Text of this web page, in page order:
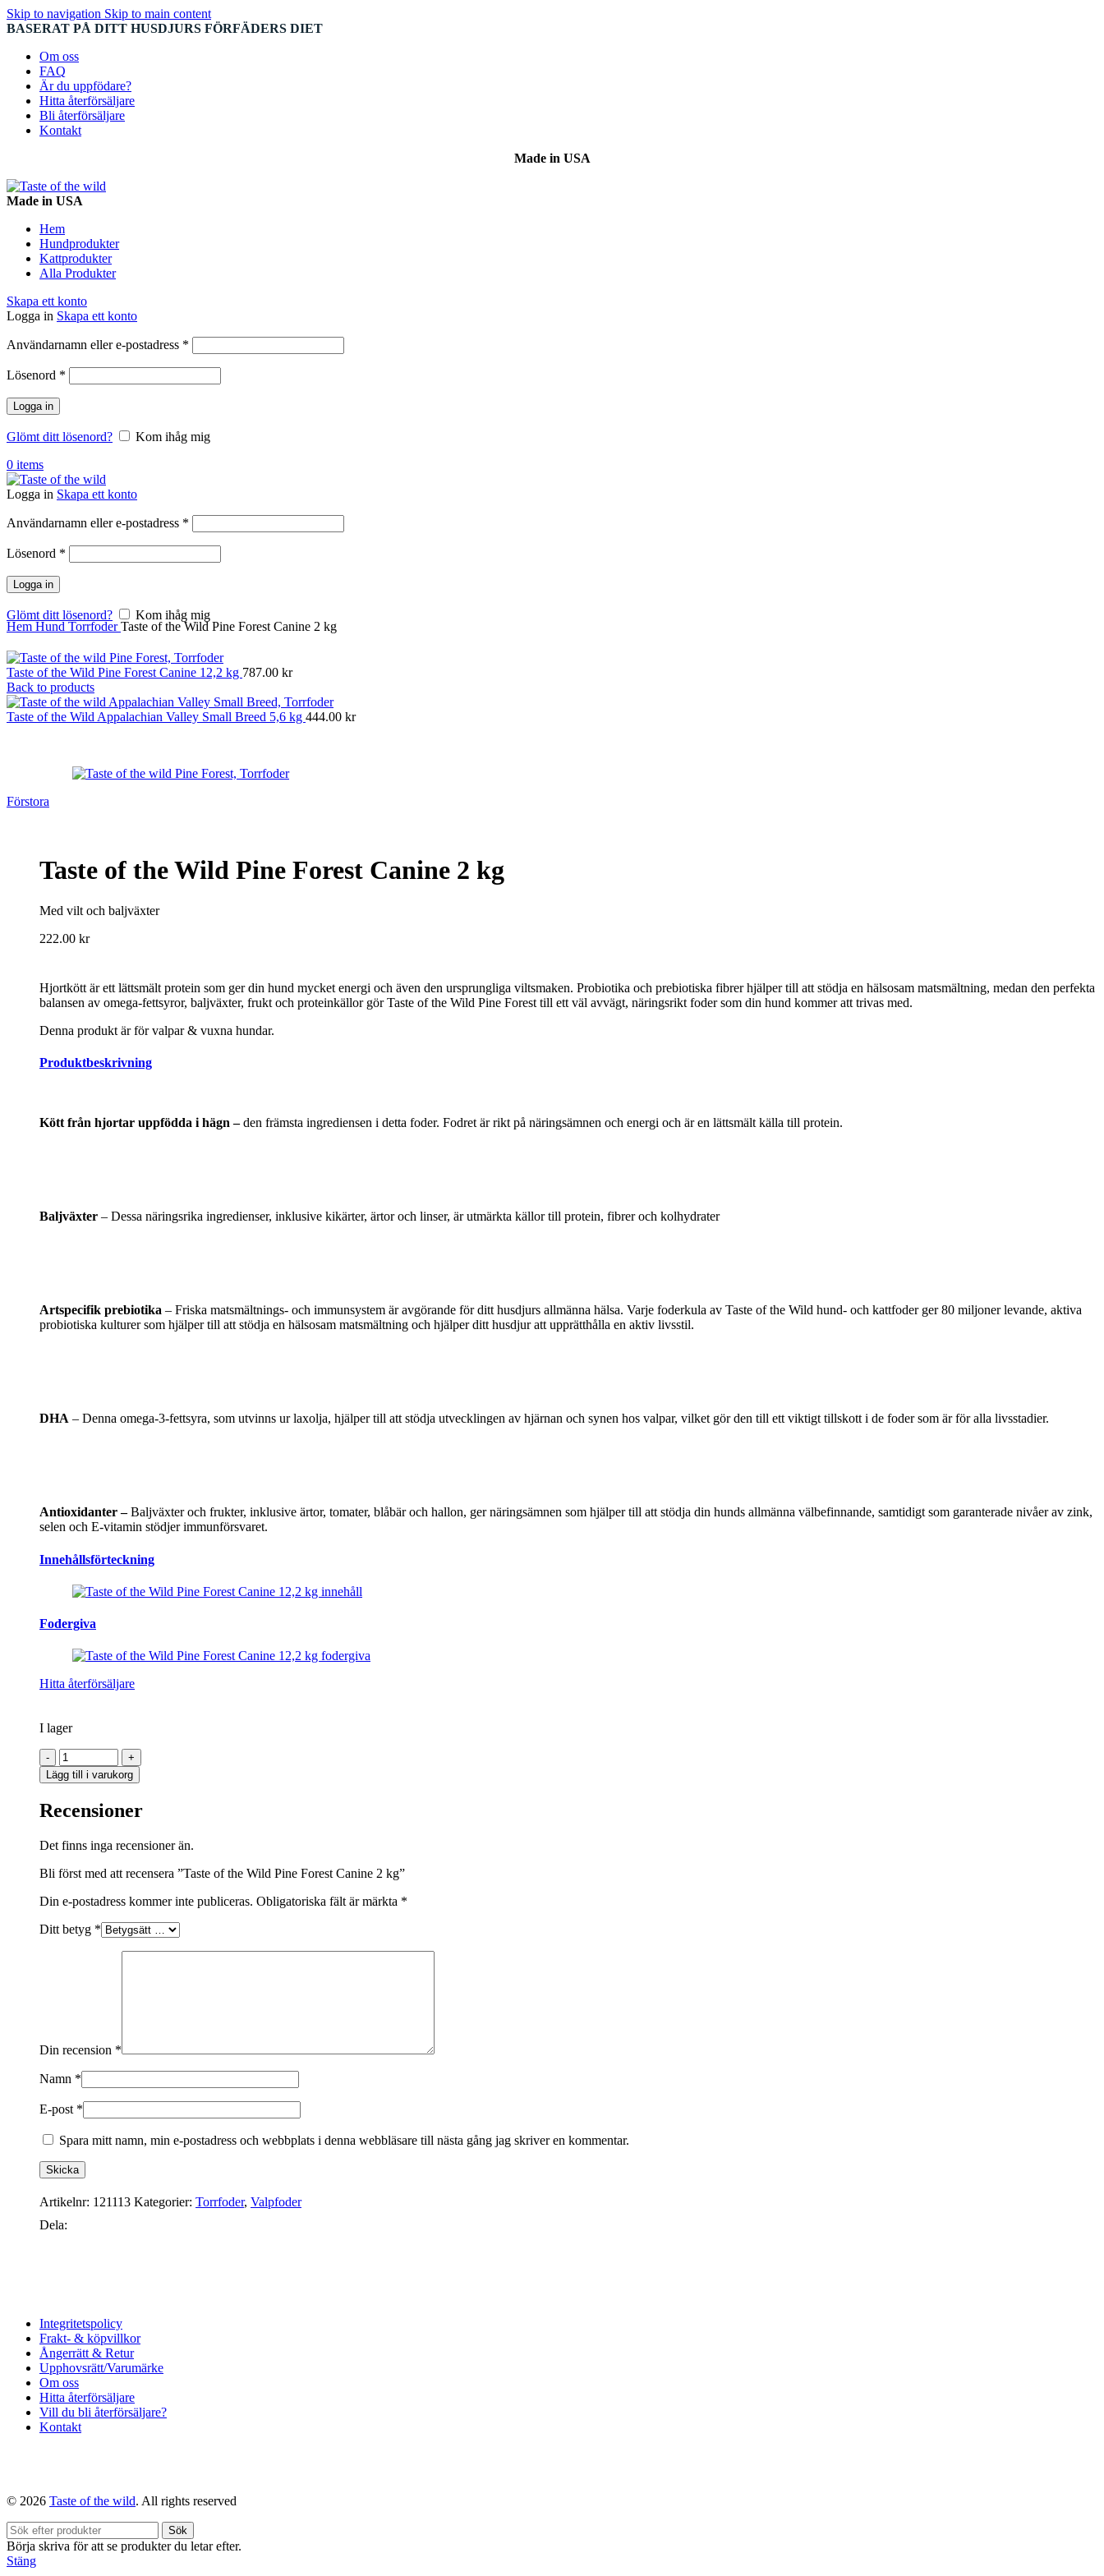
Skip to navigation Skip to main content
BASERAT PÅ DITT HUSDJURS FÖRFÄDERS DIET
Om oss
FAQ
Är du uppfödare?
Hitta återförsäljare
Bli återförsäljare
Kontakt
Made in USA
Made in USA
Hem
Hundprodukter
Kattprodukter
Alla Produkter
Skapa ett konto
Logga in Skapa ett konto
Användarnamn eller e-postadress *
Lösenord *
Logga in
Glömt ditt lösenord?
Kom ihåg mig
0 items
Logga in Skapa ett konto
Användarnamn eller e-postadress *
Lösenord *
Logga in
Glömt ditt lösenord?
Kom ihåg mig
Hem Hund TorrfoderTaste of the Wild Pine Forest Canine 2 kg
Taste of the Wild Pine Forest Canine 12,2 kg 787.00 kr
Back to products
Taste of the Wild Appalachian Valley Small Breed 5,6 kg 444.00 kr
Förstora
Taste of the Wild Pine Forest Canine 2 kg
Med vilt och baljväxter
222.00 kr
Hjortkött är ett lättsmält protein som ger din hund mycket energi och även den ursprungliga viltsmaken. Probiotika och prebiotiska fibrer hjälper till att stödja en hälsosam matsmältning, medan den perfekta
balansen av omega-fettsyror, baljväxter, frukt och proteinkällor gör Taste of the Wild Pine Forest till ett väl avvägt, näringsrikt foder som din hund kommer att trivas med.
Denna produkt är för valpar & vuxna hundar.
Produktbeskrivning
Kött från hjortar uppfödda i hägn –den främsta ingrediensen i detta foder. Fodret är rikt på näringsämnen och energi och är en lättsmält källa till protein.
Baljväxter – Dessa näringsrika ingredienser, inklusive kikärter, ärtor och linser, är utmärkta källor till protein, fibrer och kolhydrater
Artspecifik prebiotika – Friska matsmältnings- och immunsystem är avgörande för ditt husdjurs allmänna hälsa. Varje foderkula av Taste of the Wild hund- och kattfoder ger 80 miljoner levande, aktiva
probiotiska kulturer som hjälper till att stödja en hälsosam matsmältning och hjälper ditt husdjur att upprätthålla en aktiv livsstil.
DHA – Denna omega-3-fettsyra, som utvinns ur laxolja, hjälper till att stödja utvecklingen av hjärnan och synen hos valpar, vilket gör den till ett viktigt tillskott i de foder som är för alla livsstadier.
Antioxidanter –Baljväxter och frukter, inklusive ärtor, tomater, blåbär och hallon, ger näringsämnen som hjälper till att stödja din hunds allmänna välbefinnande, samtidigt som garanterade nivåer av zink,
selen och E-vitamin stödjer immunförsvaret.
Innehållsförteckning
Fodergiva
Hitta återförsäljare
I lager
Taste
of
the
Pine
Canine
kg
Lägg till i varukorg
Recensioner
Det finns inga recensioner än.
Bli först med att recensera ”Taste of the Wild Pine Forest Canine 2 kg”
Din e-postadress kommer inte publiceras. Obligatoriska fält är märkta *
Ditt betyg *
Din recension *
Namn *
E-post *
Spara mitt namn, min e-postadress och webbplats i denna webbläsare till nästa gång jag skriver en kommentar.
Artikelnr: 121113 Kategorier: Torrfoder, Valpfoder
Dela:
Integritetspolicy
Frakt- & köpvillkor
Ångerrätt & Retur
Upphovsrätt/Varumärke
Om oss
Hitta återförsäljare
Vill du bli återförsäljare?
Kontakt
© 2026 Taste of the wild. All rights reserved
Sök
Börja skriva för att se produkter du letar efter.
Stäng